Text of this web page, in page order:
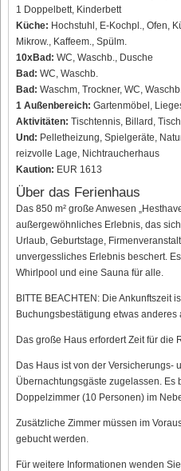
1 Doppelbett, Kinderbett
Küche: Hochstuhl, E-Kochpl., Ofen,
Mikrow., Kaffeem., Spülm.
10xBad: WC, Waschb., Dusche
Bad: WC, Waschb.
Bad: Waschm, Trockner, WC, Waschb.
1 Außenbereich: Gartenmöbel,
Aktivitäten: Tischtennis, Billard,
Und: Pelletheizung, Spielgeräte,
reizvolle Lage, Nichtraucherhaus
Kaution: EUR 1613
Über das Ferienhaus
Das 850 m² große Anwesen
außergewöhnliches Erlebnis, das
Urlaub, Geburtstage,
unvergessliches Erlebnis beschert.
Whirlpool und eine Sauna für alle.
BITTE BEACHTEN: Die Ankunftszeit
Buchungsbestätigung etwas anderes
Das große Haus erfordert Zeit für die
Das Haus ist von der Versicherungs-
Übernachtungsgäste zugelassen. Es
Doppelzimmer (10 Personen) im
Zusätzliche Zimmer müssen im
gebucht werden.
Für weitere Informationen wenden